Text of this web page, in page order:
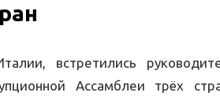
встретились
Ассамблеи трёх